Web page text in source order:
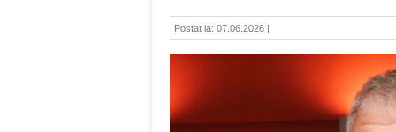
Postat la: 07.06.2026 |